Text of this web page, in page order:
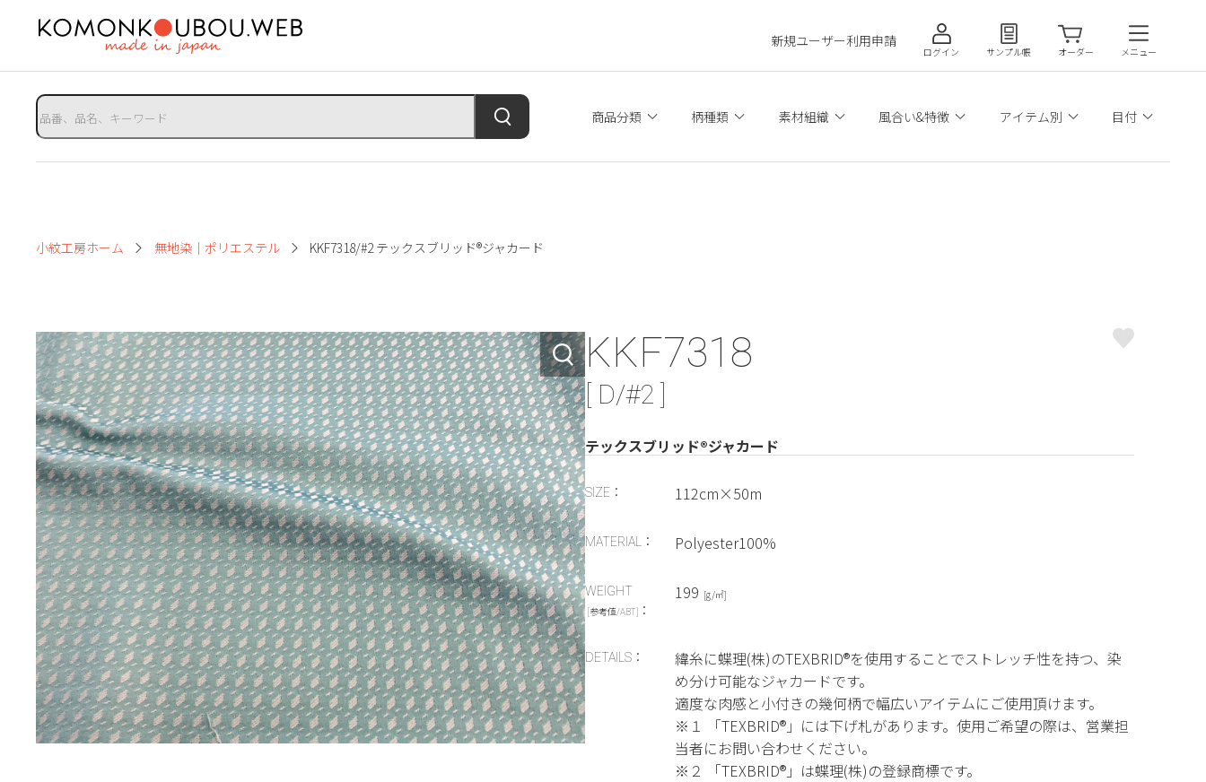
新規ユーザー利用申請
ログイン サンプル帳 オーダー メニュー
商品分類 柄種類 素材組織 風合い&特徴 アイテム別 目付
小紋工房ホーム 無地染｜ポリエステル KKF7318/#2 テックスブリッド®ジャカード
KKF7318
[ D/#2 ]
テックスブリッド®ジャカード
SIZE： 112cm×50m
MATERIAL： Polyester100%
WEIGHT
[参考値/ABT] ：
199 [g/㎡]
DETAILS：
緯糸に蝶理(株)のTEXBRID®を使用することでストレッチ性を持つ、染
め分け可能なジャカードです。
適度な肉感と小付きの幾何柄で幅広いアイテムにご使用頂けます。
※１ 「TEXBRID®」には下げ札があります。使用ご希望の際は、営業担
当者にお問い合わせください。
※２ 「TEXBRID®」は蝶理(株)の登録商標です。